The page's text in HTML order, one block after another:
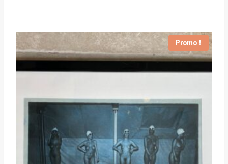
Promo !